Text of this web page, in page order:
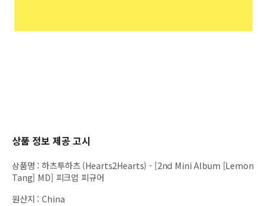
상품 정보 제공 고시
상품명 :하츠투하츠 (Hearts2Hearts) - [2nd Mini Album [Lemon
Tang] MD] 피크업 피규어
원산지 :China